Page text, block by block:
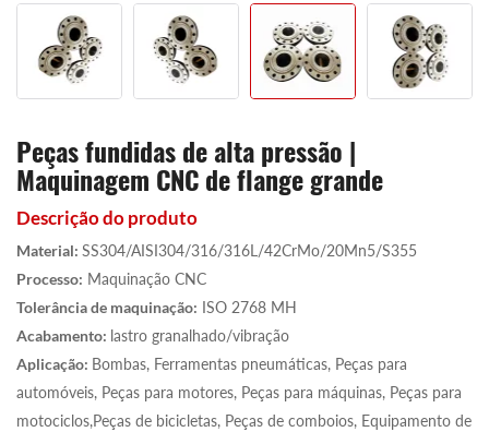
Peças fundidas de alta pressão |
Maquinagem CNC de flange grande
Descrição do produto
Material: SS304/AISI304/316/316L/42CrMo/20Mn5/S355
Processo: Maquinação CNC
Tolerância de maquinação: ISO 2768 MH
Acabamento: lastro granalhado/vibração
Aplicação: Bombas, Ferramentas pneumáticas, Peças para
automóveis, Peças para motores, Peças para máquinas, Peças para
motociclos,Peças de bicicletas, Peças de comboios, Equipamento de